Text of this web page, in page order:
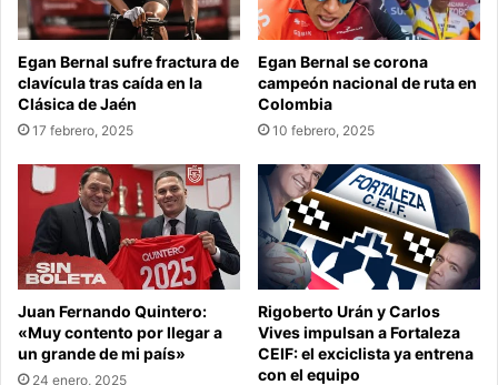
Egan Bernal sufre fractura de
clavícula tras caída en la
Clásica de Jaén
17 febrero, 2025
Egan Bernal se corona
campeón nacional de ruta en
Colombia
10 febrero, 2025
Juan Fernando Quintero:
«Muy contento por llegar a
un grande de mi país»
24 enero, 2025
Rigoberto Urán y Carlos
Vives impulsan a Fortaleza
CEIF: el exciclista ya entrena
con el equipo